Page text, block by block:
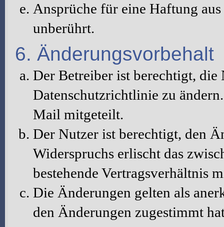
Ansprüche für eine Haftung
unberührt.
6. Änderungsvorbehalt
Der Betreiber ist berechtigt,
Datenschutzrichtlinie zu
Mail mitgeteilt.
Der Nutzer ist berechtigt, den
Widerspruchs erlischt das
bestehende Vertragsverhältnis
Die Änderungen gelten als
den Änderungen zugestimmt